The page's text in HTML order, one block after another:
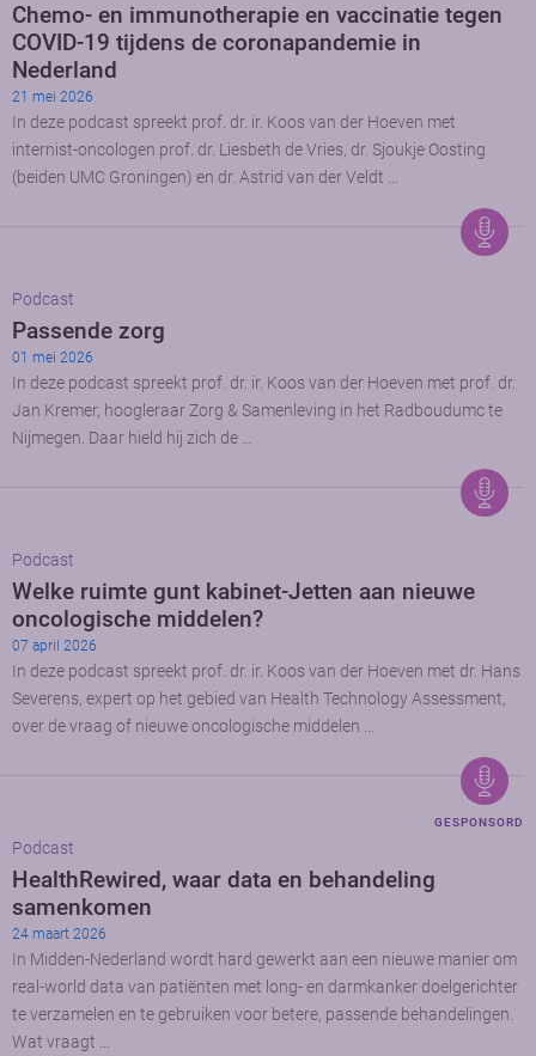
Chemo- en immunotherapie en vaccinatie tegen
COVID-19 tijdens de coronapandemie in
Nederland
21 mei 2026
In deze podcast spreekt prof. dr. ir. Koos van der Hoeven met
internist-oncologen prof. dr. Liesbeth de Vries, dr. Sjoukje Oosting
(beiden UMC Groningen) en dr. Astrid van der Veldt …
Podcast
Passende zorg
01 mei 2026
In deze podcast spreekt prof. dr. ir. Koos van der Hoeven met prof. dr.
Jan Kremer, hoogleraar Zorg & Samenleving in het Radboudumc te
Nijmegen. Daar hield hij zich de …
Podcast
Welke ruimte gunt kabinet-Jetten aan nieuwe
oncologische middelen?
07 april 2026
In deze podcast spreekt prof. dr. ir. Koos van der Hoeven met dr. Hans
Severens, expert op het gebied van Health Technology Assessment,
over de vraag of nieuwe oncologische middelen …
GESPONSORD
Podcast
HealthRewired, waar data en behandeling
samenkomen
24 maart 2026
In Midden-Nederland wordt hard gewerkt aan een nieuwe manier om
real-world data van patiënten met long- en darmkanker doelgerichter
te verzamelen en te gebruiken voor betere, passende behandelingen.
Wat vraagt …